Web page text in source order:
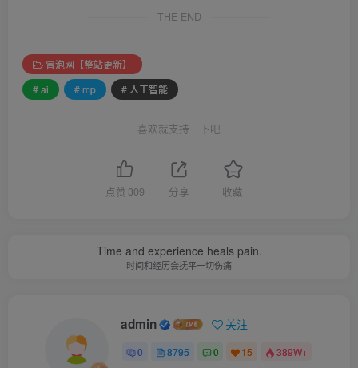
THE END
冒泡网【整站更新】
# ai
# mp # 人工智能
喜欢就支持一下吧
点赞 309 分享 收藏
Time and experience heals pain.
时间和经历会抚平一切伤痛
admin 关注
0 8795 0 15 389W+